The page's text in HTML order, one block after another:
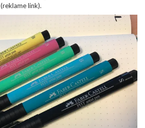
(reklame link).